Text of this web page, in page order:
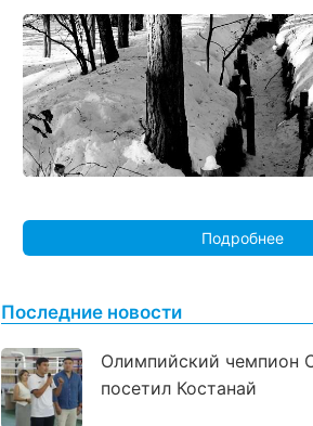
Подробнее
Последние новости
Олимпийский чемпион
посетил Костанай